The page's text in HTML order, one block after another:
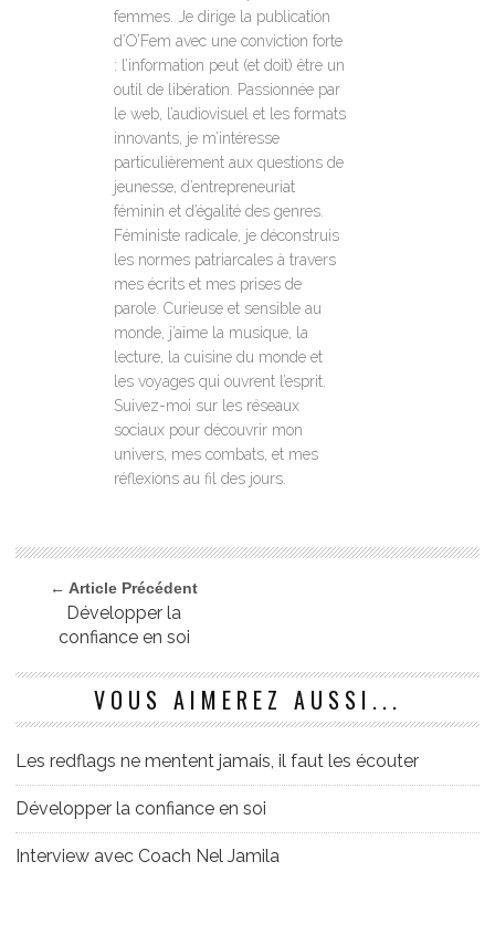
femmes. Je dirige la publication
d’O’Fem avec une conviction forte
: l’information peut (et doit) être un
outil de libération. Passionnée par
le web, l’audiovisuel et les formats
innovants, je m’intéresse
particulièrement aux questions de
jeunesse, d’entrepreneuriat
féminin et d’égalité des genres.
Féministe radicale, je déconstruis
les normes patriarcales à travers
mes écrits et mes prises de
parole. Curieuse et sensible au
monde, j’aime la musique, la
lecture, la cuisine du monde et
les voyages qui ouvrent l’esprit.
Suivez-moi sur les réseaux
sociaux pour découvrir mon
univers, mes combats, et mes
réflexions au fil des jours.
← Article Précédent
Développer la
confiance en soi
VOUS AIMEREZ AUSSI...
Les redflags ne mentent jamais, il faut les écouter
Développer la confiance en soi
Interview avec Coach Nel Jamila